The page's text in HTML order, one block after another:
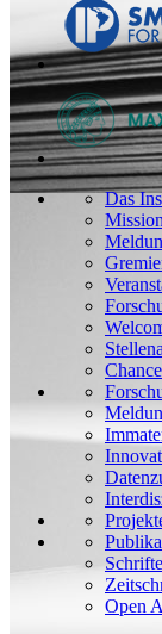
Das
Open